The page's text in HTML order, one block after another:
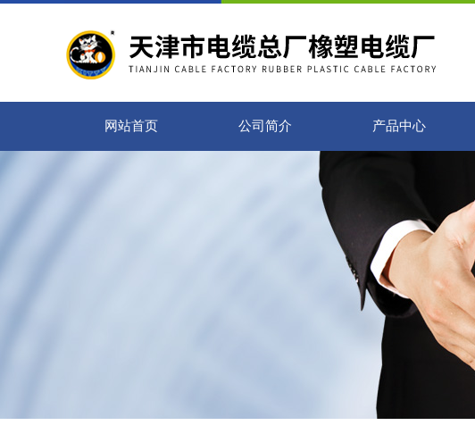
网站首页 公司简介 产品中心